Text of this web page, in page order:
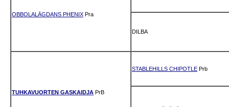
OBBOLALÄGDANS PHENIX Pra
DILBA
TUHKAVUORTEN GASKAIDJA PrB
STABLEHILLS CHIPOTLE Prb